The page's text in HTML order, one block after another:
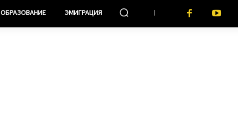
ОБРАЗОВАНИЕ ЭМИГРАЦИЯ